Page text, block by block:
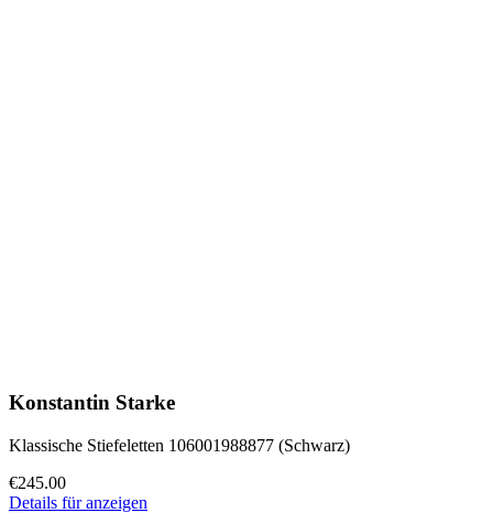
Konstantin Starke
Klassische Stiefeletten 106001988877 (Schwarz)
€245.00
Details für anzeigen